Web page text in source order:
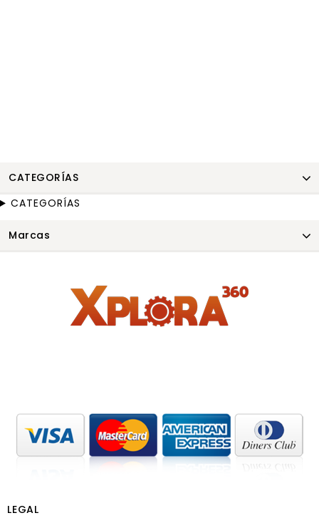
CATEGORÍAS
CATEGORÍAS
Marcas
LEGAL